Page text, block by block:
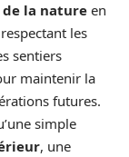
la natureen
les
sentiers
maintenir la
futures.
simple
, une